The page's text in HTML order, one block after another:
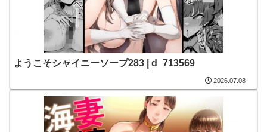
ようこそシャイニーソープ283 | d_713569
2026.07.08